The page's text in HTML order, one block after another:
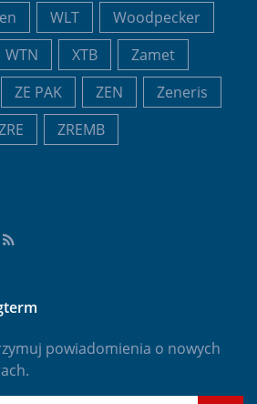
WLT
Woodpecker
WTN XTB
Zamet
ZE PAK ZEN
Zeneris
ZREMB
powiadomienia o nowych